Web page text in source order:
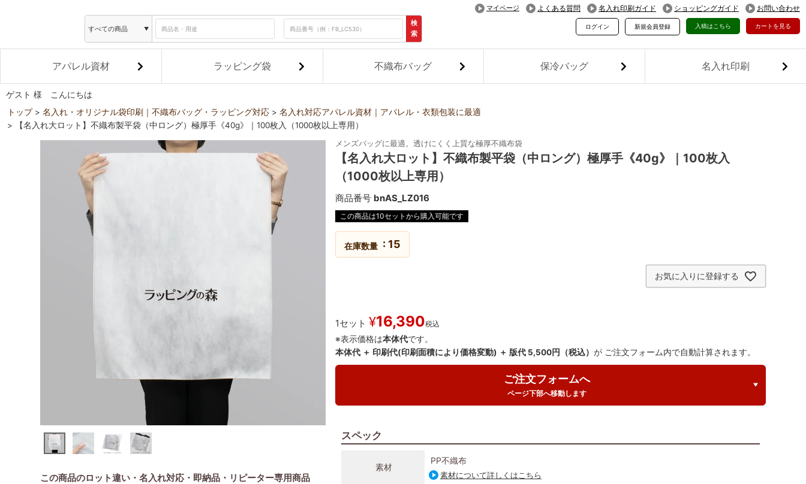
検
索
マイページ よくある質問 名入れ印刷ガイド ショッピングガイド お問い合わせ
カートを見る
入稿はこちら
ログイン 新規会員登録
アパレル資材 ラッピング袋 不織布バッグ 保冷バッグ 名入れ印刷
ゲスト 様 こんにちは
トップ 名入れ・オリジナル袋印刷｜不織布バッグ・ラッピング対応
名入れ対応アパレル資材｜アパレル・衣類包装に最適
【名入れ大ロット】不織布製平袋（中ロング）極厚手《40g》｜100枚入（1000枚以上専用）
この商品のロット違い・名入れ対応・即納品・リピーター専用商品
メンズバッグに最適。透けにくく上質な極厚不織布袋
【名入れ大ロット】不織布製平袋（中ロング）極厚手《40g》｜100枚入
（1000枚以上専用）
商品番号 bnAS_LZ016
この商品は10セットから購入可能です
在庫数量 15
お気に入りに登録する
1セット ¥16,390税込
※表示価格は本体代です。
本体代 ＋ 印刷代(印刷面積により価格変動) ＋ 版代 5,500円（税込）が ご注文フォーム内で自動計算されます。
ご注文フォームへ
ページ下部へ移動します
スペック
素材
PP不織布
素材について詳しくはこちら